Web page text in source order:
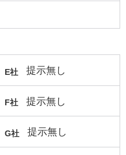
E社 提示無し
F社 提示無し
G社 提示無し